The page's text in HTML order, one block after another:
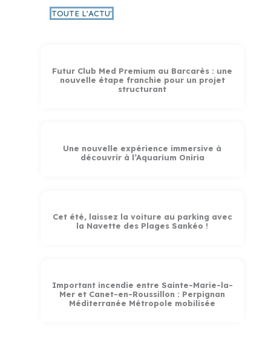
TOUTE L'ACTU'
Futur Club Med Premium au Barcarès : une
nouvelle étape franchie pour un projet
structurant
Une nouvelle expérience immersive à
découvrir à l’Aquarium Oniria
Cet été, laissez la voiture au parking avec
la Navette des Plages Sankéo !
Important incendie entre Sainte-Marie-la-
Mer et Canet-en-Roussillon : Perpignan
Méditerranée Métropole mobilisée